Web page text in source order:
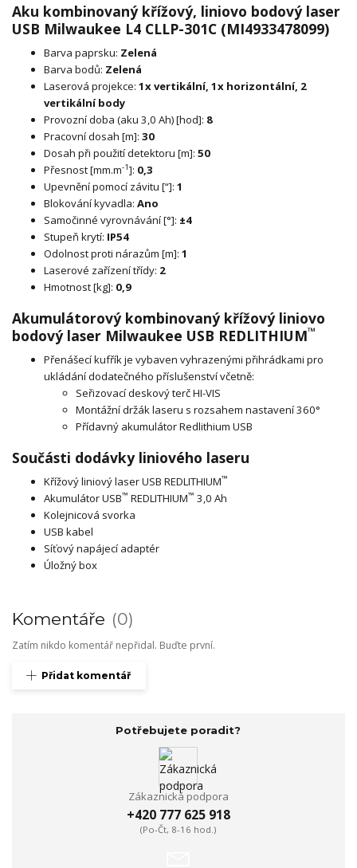
Aku kombinovaný křížový, liniovo bodový laser
USB Milwaukee L4 CLLP-301C (MI4933478099)
Barva paprsku: Zelená
Barva bodů: Zelená
Laserová projekce: 1x vertikální, 1x horizontální, 2
vertikální body
Provozní doba (aku 3,0 Ah) [hod]: 8
Pracovní dosah [m]: 30
Dosah při použití detektoru [m]: 50
Přesnost [mm.m-1]: 0,3
Upevnění pomocí závitu [“]: 1
Blokování kyvadla: Ano
Samočinné vyrovnávání [°]: ±4
Stupeň krytí: IP54
Odolnost proti nárazům [m]: 1
Laserové zařízení třídy: 2
Hmotnost [kg]: 0,9
Akumulátorový kombinovaný křížový liniovo
bodový laser Milwaukee USB REDLITHIUM™
Přenášecí kufřík je vybaven vyhrazenými přihrádkami pro
ukládání dodatečného příslušenství včetně:
Seřizovací deskový terč HI-VIS
Montážní držák laseru s rozsahem nastavení 360°
Přídavný akumulátor Redlithium USB
Součásti dodávky liniového laseru
Křížový liniový laser USB REDLITHIUM™
Akumulátor USB™ REDLITHIUM™ 3,0 Ah
Kolejnicová svorka
USB kabel
Síťový napájecí adaptér
Úložný box
Komentáře 0
Zatím nikdo komentář nepřidal. Buďte první.
Přidat komentář
Potřebujete poradit?
Zákaznická podpora
+420 777 625 918
(Po-Čt, 8-16 hod.)